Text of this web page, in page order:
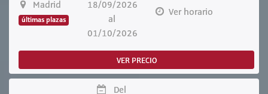
Madrid
últimas plazas
18/09/2026
al
01/10/2026
Ver horario
VER PRECIO
Del